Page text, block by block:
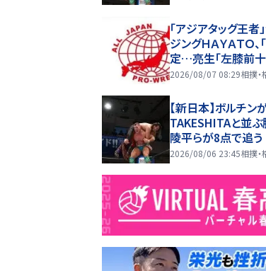
「アジアタッグ王者
ジングＨＡＹＡＴＯ
定…亮生「左膝前
場で
2026/08/07 08:29相撲
【新日本】ボルチン
TAKESHITAと並ぶ
陵平らが8点で追う
2026/08/06 23:45相撲